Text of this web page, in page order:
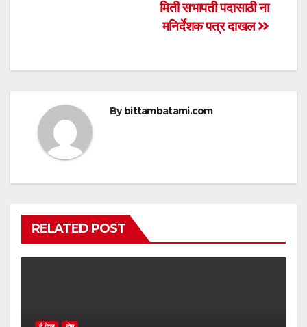
मिती सभापती पदासाठी ना
मनिर्देशक पत्र दाखल
By bittambatami.com
RELATED POST